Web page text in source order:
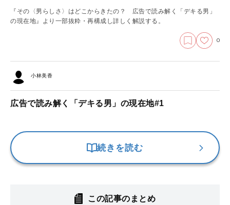
『その〈男らしさ〉はどこからきたの？ 広告で読み解く「デキる男」
の現在地』より一部抜粋・再構成し詳しく解説する。
0
小林美香
広告で読み解く「デキる男」の現在地#1
続きを読む
この記事のまとめ